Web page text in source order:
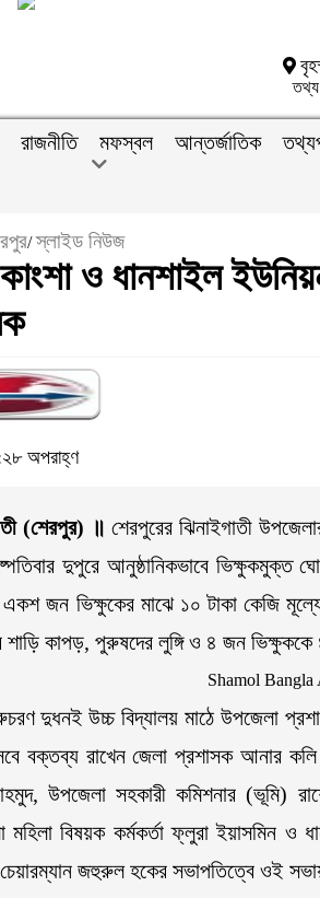
তথ্য
রাজনীতি মফস্বল আন্তর্জাতিক
/স্লাইড নিউজ
কাংশা ও ধানশাইল
অপরাহ্ণ
(শেরপুর) ॥ শেরপুরের ঝিনাইগাতী
দুপুরে আনুষ্ঠানিকভাবে
জন ভিক্ষুকের মাঝে ১০ টাকা কেজি
শাড়ি কাপড়, পুরুষদের লুঙ্গি ও ৪ জন ভিক্ষুককে
দুধনই উচ্চ বিদ্যালয় মাঠে উপজেলা
বক্তব্য রাখেন জেলা প্রশাসক আনার
মাহমুদ, উপজেলা সহকারী কমিশনার (ভূমি)
বিষয়ক কর্মকর্তা ফ্লুরা ইয়াসমিন ও
চেয়ারম্যান জহুরুল হকের সভাপতিত্বে ওই